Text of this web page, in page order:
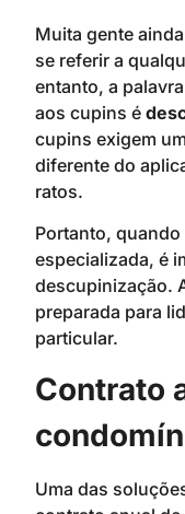
Muita gente
se referir a
entanto, a
aos cupins é
cupins exigem
diferente do
ratos.
Portanto,
especializada, é
descupinização.
preparada para
particular.
Contrato
Uma das